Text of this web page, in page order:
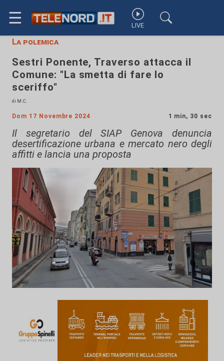
☰ LIVE
La polemica
Sestri Ponente, Traverso attacca il
Comune: "La smetta di fare lo
sceriffo"
di M.C.
Dom 17 Novembre 2024 1 min, 30 sec
Il segretario del SIAP Genova denuncia
desertificazione urbana e mercato nero degli
affitti e lancia una proposta